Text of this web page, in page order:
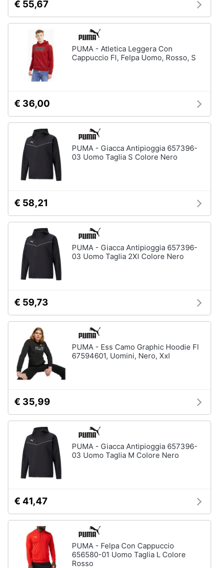
€ 55,67
PUMA - Atletica Leggera Con
Cappuccio Fl, Felpa Uomo, Rosso, S
€ 36,00
PUMA - Giacca Antipioggia 657396-
03 Uomo Taglia S Colore Nero
€ 58,21
PUMA - Giacca Antipioggia 657396-
03 Uomo Taglia 2Xl Colore Nero
€ 59,73
PUMA - Ess Camo Graphic Hoodie Fl
67594601, Uomini, Nero, Xxl
€ 35,99
PUMA - Giacca Antipioggia 657396-
03 Uomo Taglia M Colore Nero
€ 41,47
PUMA - Felpa Con Cappuccio
656580-01 Uomo Taglia L Colore
Rosso